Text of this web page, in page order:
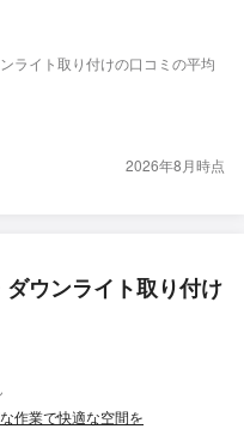
ライト取り付けの口コミの平均
2026年8月時点
ウンライト取り付け
作業で快適な空間を